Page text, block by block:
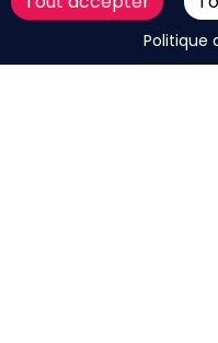
CHARTE
Politique